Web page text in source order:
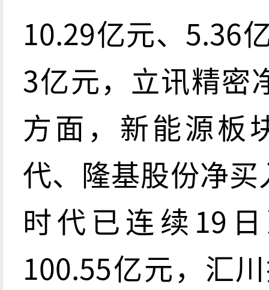
10.29亿元、5.36
3亿元，立讯精密
方面，新能源板
代、隆基股份净
时代已连续19
100.55亿元，汇